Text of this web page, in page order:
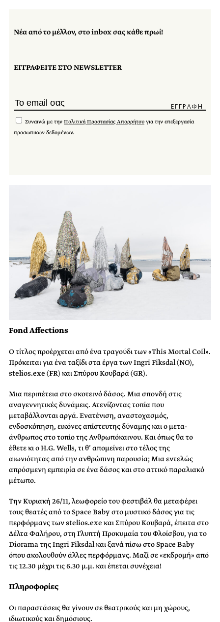
Νέα από το μέλλον, στο inbox σας κάθε πρωί!
ΕΓΓΡΑΦΕΙΤΕ ΣΤΟ NEWSLETTER
Συναινώ με την Πολιτική Προστασίας Απορρήτου για την επεξεργασία
προσωπικών δεδομένων.
Fond Affections
Ο τίτλος προέρχεται από ένα τραγούδι των «This Mortal Coil».
Πρόκειται για ένα ταξίδι στα έργα των Ingri Fiksdal (NO),
stelios.exe (FR) και Σπύρου Κουβαρά (GR).
Μια περιπέτεια στο σκοτεινό δάσος. Μια σπονδή στις
αναγεννητικές δυνάμεις. Ατενίζοντας τοπία που
μεταβάλλονται αργά. Ενατένιση, αναστοχασμός,
ενδοσκόπηση, εικόνες απίστευτης δύναμης και ο μετα-
άνθρωπος στο τοπίο της Ανθρωπόκαινου. Και όπως θα το
έθετε κι ο H.G. Wells, τι θ’ απομείνει στο τέλος της
αιωνιότητας από την ανθρώπινη παρουσία; Μια εντελώς
απρόσμενη εμπειρία σε ένα δάσος και στο αττικό παραλιακό
μέτωπο.
Την Κυριακή 26/11, λεωφορείο του φεστιβάλ θα μεταφέρει
τους θεατές από το Space Baby στο μυστικό δάσος για τις
περφόρμανς των stelios.exe και Σπύρου Κουβαρά, έπειτα στο
Δέλτα Φαλήρου, στη Γλυπτή Προκυμαία του Φλοίσβου, για το
Diorama της Ingri Fiksdal και ξανά πίσω στο Space Baby
όπου ακολουθούν άλλες περφόρμανς. Μαζί σε «εκδρομή» από
τις 12.30 μέχρι τις 6.30 μ.μ. και έπεται συνέχεια!
Πληροφορίες
Οι παραστάσεις θα γίνουν σε θεατρικούς και μη χώρους,
ιδιωτικούς και δημόσιους.